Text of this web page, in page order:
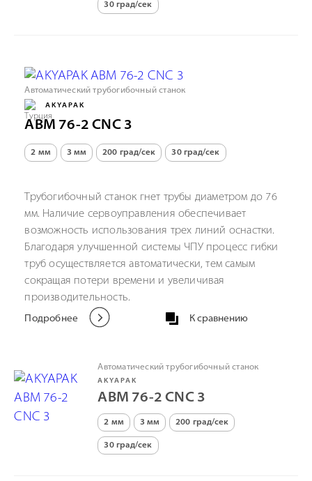
30 град/сек
Автоматический трубогибочный станок
AKYAPAK
ABM 76-2 CNC 3
2 мм 3 мм 200 град/сек 30 град/сек
Трубогибочный станок гнет трубы диаметром до 76
мм. Наличие сервоуправления обеспечивает
возможность использования трех линий оснастки.
Благодаря улучшенной системы ЧПУ процесс гибки
труб осуществляется автоматически, тем самым
сокращая потери времени и увеличивая
производительность.
Подробнее
К сравнению
Автоматический трубогибочный станок
AKYAPAK
ABM 76-2 CNC 3
2 мм 3 мм 200 град/сек
30 град/сек